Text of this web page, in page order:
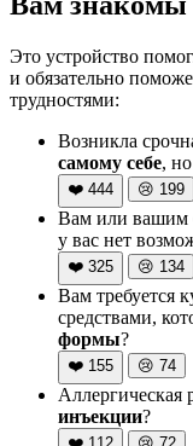
Это устройство
и обязательно
трудностями:
Возникла
самому себе,
❤️ 444 😢 199
Вам или вашим
у вас нет
❤️ 325 😢 134
Вам требуется
средствами,
формы?
❤️ 155 😢 74
Аллергическая
инъекции?